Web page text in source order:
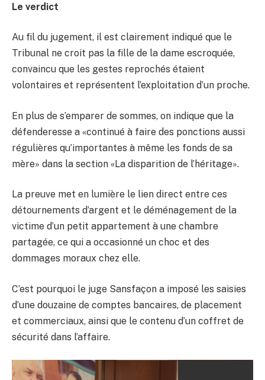
Le verdict
Au fil du jugement, il est clairement indiqué que le
Tribunal ne croit pas la fille de la dame escroquée,
convaincu que les gestes reprochés étaient
volontaires et représentent l’exploitation d’un proche.
En plus de s’emparer de sommes, on indique que la
défenderesse a «continué à faire des ponctions aussi
régulières qu’importantes à même les fonds de sa
mère» dans la section «La disparition de l’héritage».
La preuve met en lumière le lien direct entre ces
détournements d’argent et le déménagement de la
victime d’un petit appartement à une chambre
partagée, ce qui a occasionné un choc et des
dommages moraux chez elle.
C’est pourquoi le juge Sansfaçon a imposé les saisies
d’une douzaine de comptes bancaires, de placement
et commerciaux, ainsi que le contenu d’un coffret de
sécurité dans l’affaire.